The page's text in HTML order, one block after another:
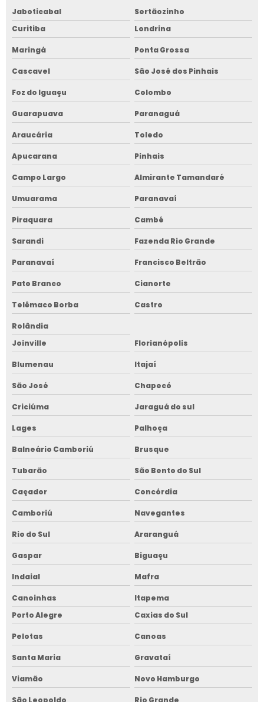
Jaboticabal
Sertãozinho
Curitiba
Londrina
Maringá Ponta Grossa
Cascavel São José dos Pinhais
Foz do Iguaçu Colombo
Guarapuava Paranaguá
Araucária Toledo
Apucarana Pinhais
Campo Largo Almirante Tamandaré
Umuarama Paranavaí
Piraquara Cambé
Sarandi Fazenda Rio Grande
Paranavaí Francisco Beltrão
Pato Branco Cianorte
Telêmaco Borba Castro
Rolândia
Joinville
Florianópolis
Blumenau Itajaí
São José Chapecó
Criciúma Jaraguá do sul
Lages Palhoça
Balneário Camboriú Brusque
Tubarão São Bento do Sul
Caçador Concórdia
Camboriú Navegantes
Rio do Sul Araranguá
Gaspar Biguaçu
Indaial Mafra
Canoinhas
Itapema
Porto Alegre
Caxias do Sul
Pelotas Canoas
Santa Maria Gravataí
Viamão Novo Hamburgo
São Leopoldo Rio Grande